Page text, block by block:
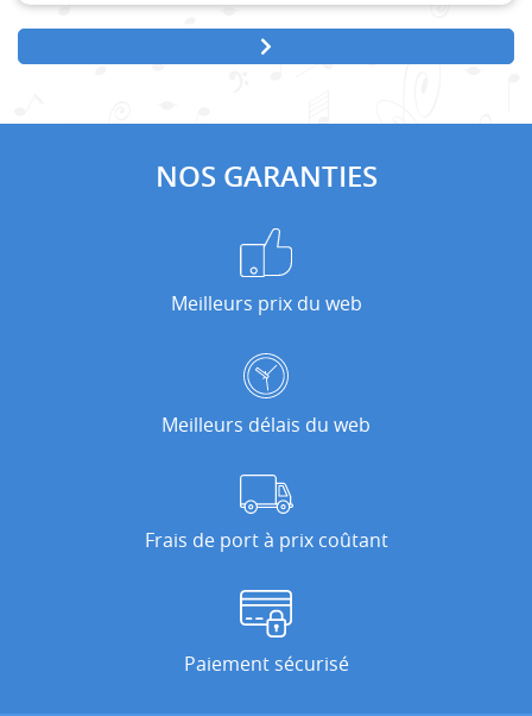
NOS GARANTIES
Meilleurs prix du web
Meilleurs délais du web
Frais de port à prix coûtant
Paiement sécurisé